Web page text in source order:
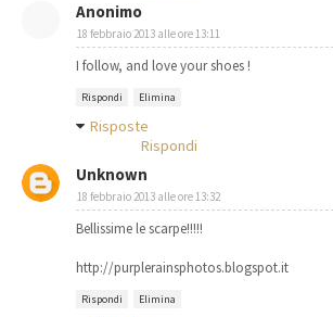
Anonimo
18 febbraio 2013 alle ore 13:11
I follow, and love your shoes !
Rispondi Elimina
Risposte
Rispondi
Unknown
18 febbraio 2013 alle ore 13:32
Bellissime le scarpe!!!!!
http://purplerainsphotos.blogspot.it
Rispondi Elimina